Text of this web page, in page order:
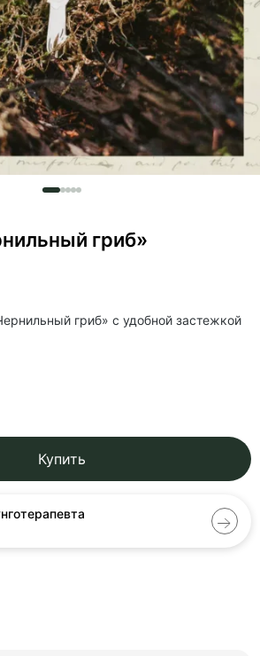
гриб»
гриб» c удобной застежкой
Купить